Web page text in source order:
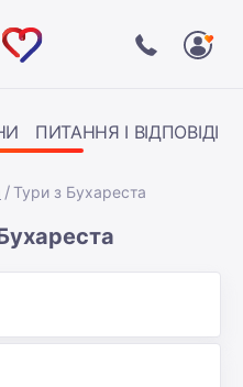
ПИТАННЯ І ВІДПОВІДІ
Тури з Бухареста